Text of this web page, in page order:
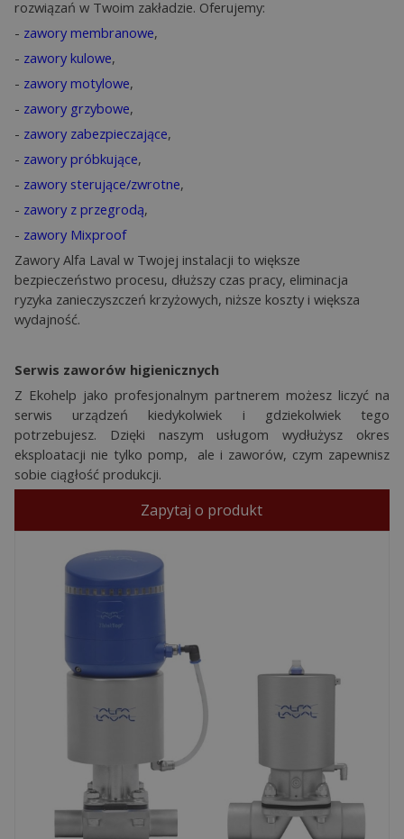
rozwiązań w Twoim zakładzie. Oferujemy:
- zawory membranowe,
- zawory kulowe,
- zawory motylowe,
- zawory grzybowe,
- zawory zabezpieczające,
- zawory próbkujące,
- zawory sterujące/zwrotne,
- zawory z przegrodą,
- zawory Mixproof
Zawory Alfa Laval w Twojej instalacji to większe
bezpieczeństwo procesu, dłuższy czas pracy, eliminacja
ryzyka zanieczyszczeń krzyżowych, niższe koszty i większa
wydajność.
Serwis zaworów higienicznych
Z Ekohelp jako profesjonalnym partnerem możesz liczyć na
serwis urządzeń kiedykolwiek i gdziekolwiek tego
potrzebujesz. Dzięki naszym usługom wydłużysz okres
eksploatacji nie tylko pomp, ale i zaworów, czym zapewnisz
sobie ciągłość produkcji.
Zapytaj o produkt